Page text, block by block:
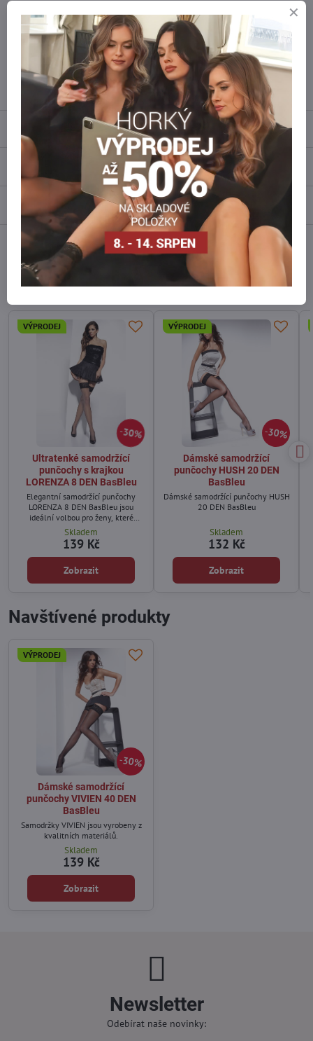
Máte zájem o více kusů ?
Kontaktujte nás na mail, zboží pro Vás doskladníme!
info​@everlady​.eu
Recenze
Diskuse 0
FacebookTwitterBlueskyPinterestReddit LinkedIn WhatsApp
Alternativní produkty
30%
VÝPRODEJ
Ultratenké samodržící
punčochy s krajkou
LORENZA 8 DEN BasBleu
Elegantní samodržící punčochy
LORENZA 8 DEN BasBleu jsou
ideální volbou pro ženy, které
hledají jemné a téměř neviditelné
punčochy na teplé dny.
Skladem
139 Kč
Zobrazit
30%
VÝPRODEJ
Dámské samodržící
punčochy HUSH 20 DEN
BasBleu
Dámské samodržící punčochy HUSH
20 DEN BasBleu
Skladem
132 Kč
Zobrazit
Navštívené produkty
30%
VÝPRODEJ
Dámské samodržící
punčochy VIVIEN 40 DEN
BasBleu
Samodržky VIVIEN jsou vyrobeny z
kvalitních materiálů.
Skladem
139 Kč
Zobrazit
Newsletter
Odebírat naše novinky: